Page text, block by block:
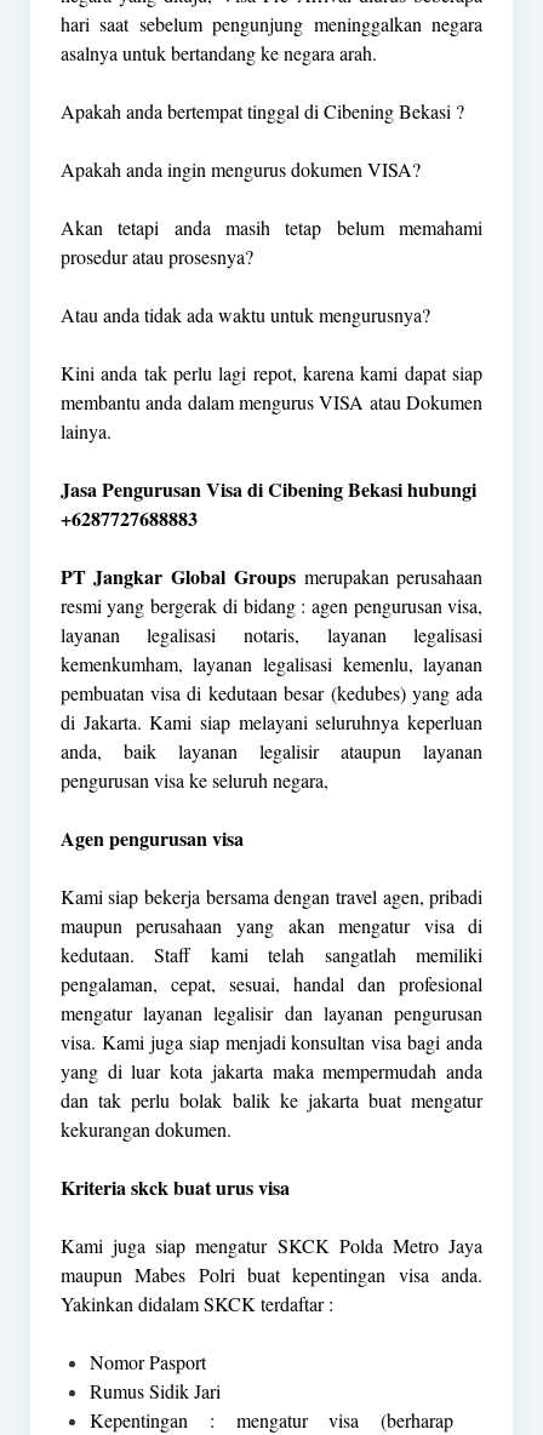
hari saat sebelum pengunjung meninggalkan negara
asalnya untuk bertandang ke negara arah.
Apakah anda bertempat tinggal di Cibening Bekasi ?
Apakah anda ingin mengurus dokumen VISA?
Akan tetapi anda masih tetap belum memahami
prosedur atau prosesnya?
Atau anda tidak ada waktu untuk mengurusnya?
Kini anda tak perlu lagi repot, karena kami dapat siap
membantu anda dalam mengurus VISA atau Dokumen
lainya.
Jasa Pengurusan Visa di Cibening Bekasi hubungi
+6287727688883
PT Jangkar Global Groupsmerupakan perusahaan
resmi yang bergerak di bidang : agen pengurusan visa,
layanan legalisasi notaris, layanan legalisasi
kemenkumham, layanan legalisasi kemenlu, layanan
pembuatan visa di kedutaan besar (kedubes) yang ada
di Jakarta. Kami siap melayani seluruhnya keperluan
anda, baik layanan legalisir ataupun layanan
pengurusan visa ke seluruh negara,
Agen pengurusan visa
Kami siap bekerja bersama dengan travel agen, pribadi
maupun perusahaan yang akan mengatur visa di
kedutaan. Staff kami telah sangatlah memiliki
pengalaman, cepat, sesuai, handal dan profesional
mengatur layanan legalisir dan layanan pengurusan
visa. Kami juga siap menjadi konsultan visa bagi anda
yang di luar kota jakarta maka mempermudah anda
dan tak perlu bolak balik ke jakarta buat mengatur
kekurangan dokumen.
Kriteria skck buat urus visa
Kami juga siap mengatur SKCK Polda Metro Jaya
maupun Mabes Polri buat kepentingan visa anda.
Yakinkan didalam SKCK terdaftar :
Nomor Pasport
Rumus Sidik Jari
Kepentingan : mengatur visa (berharap